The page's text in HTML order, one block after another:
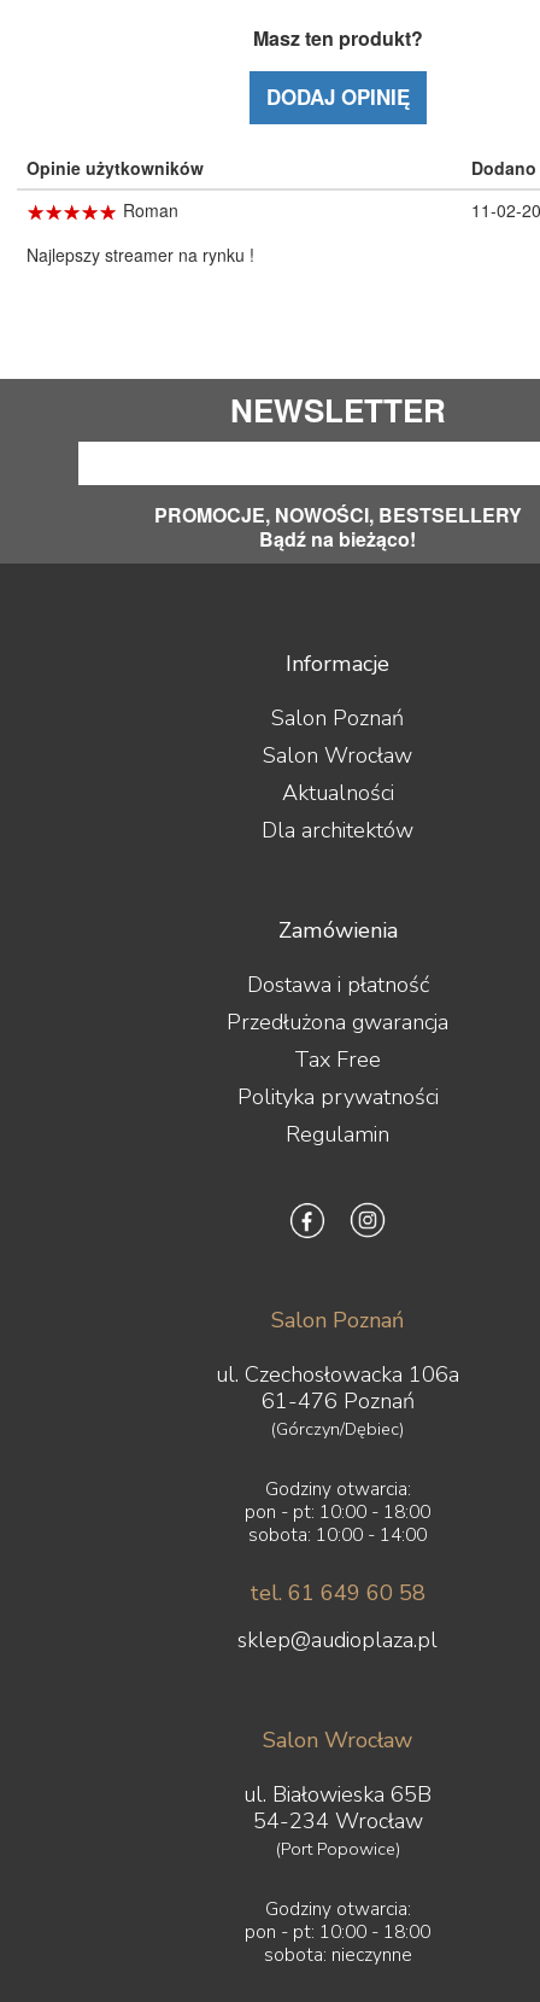
Masz ten produkt?
DODAJ OPINIĘ
Opinie użytkowników Dodano
☆☆☆☆☆
★★★★★ Roman
Najlepszy streamer na rynku !
11-02-
NEWSLETTER
PROMOCJE, NOWOŚCI, BESTSELLERY
Bądź na bieżąco!
Informacje
Salon Poznań
Salon Wrocław
Aktualności
Dla architektów
Zamówienia
Dostawa i płatność
Przedłużona gwarancja
Tax Free
Polityka prywatności
Regulamin
Salon Poznań
ul. Czechosłowacka 106a
61-476 Poznań
(Górczyn/Dębiec)
Godziny otwarcia:
pon - pt: 10:00 - 18:00
sobota: 10:00 - 14:00
tel. 61 649 60 58
sklep@audioplaza.pl
Salon Wrocław
ul. Białowieska 65B
54-234 Wrocław
(Port Popowice)
Godziny otwarcia:
pon - pt: 10:00 - 18:00
sobota: nieczynne